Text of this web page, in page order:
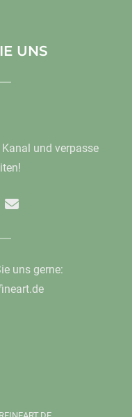
UNS
und verpasse
uns gerne: